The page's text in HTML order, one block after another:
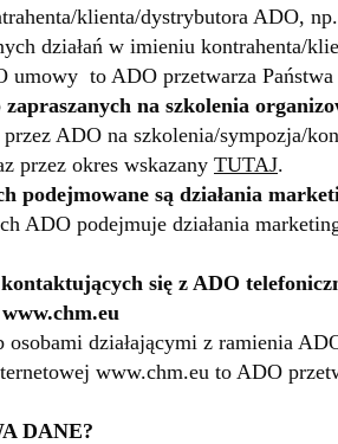
klienta/dystrybutora ADO,
działań w imieniu kontrahenta/
umowy to ADO przetwarza
na szkolenia
przez ADO na szkolenia/sympozja/
przez okres wskazany TUTAJ.
podejmowane są działania
ADO podejmuje działania
się z ADO
www.chm.eu
działającymi z ramienia
www.chm.eu to ADO
DANE?